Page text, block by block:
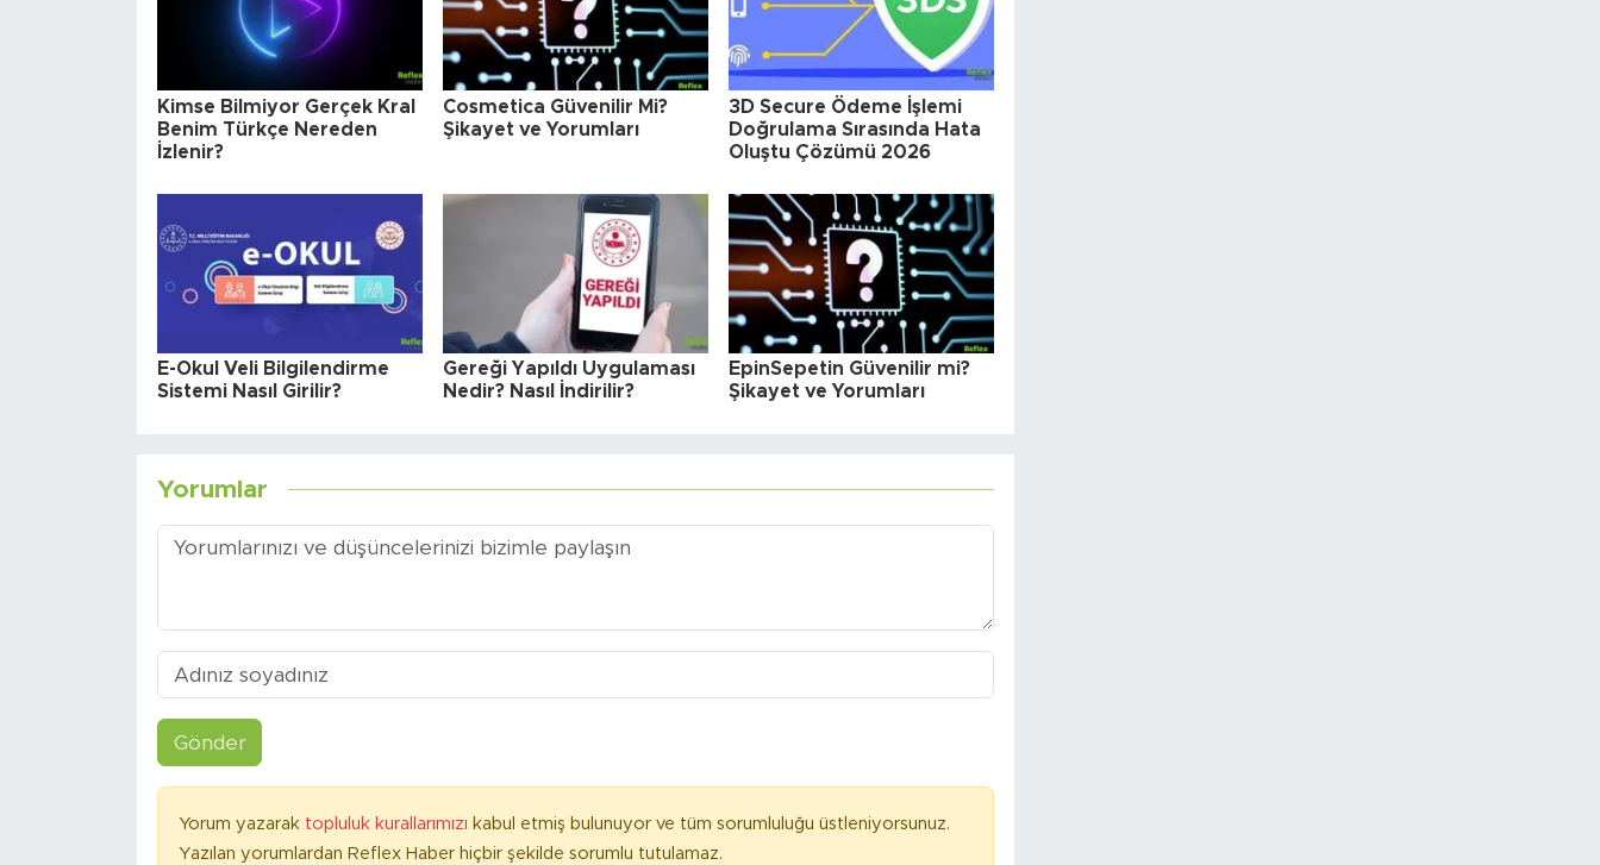
Kimse Bilmiyor Gerçek Kral
Benim Türkçe Nereden
İzlenir?
Cosmetica Güvenilir Mi?
Şikayet ve Yorumları
3D Secure Ödeme İşlemi
Doğrulama Sırasında Hata
Oluştu Çözümü 2026
E-Okul Veli Bilgilendirme
Sistemi Nasıl Girilir?
Gereği Yapıldı Uygulaması
Nedir? Nasıl İndirilir?
EpinSepetin Güvenilir mi?
Şikayet ve Yorumları
Yorumlar
Gönder
Yorum yazarak topluluk kurallarımızı kabul etmiş bulunuyor ve tüm sorumluluğu üstleniyorsunuz.
Yazılan yorumlardan Reflex Haber hiçbir şekilde sorumlu tutulamaz.